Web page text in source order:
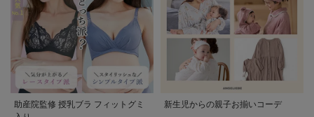
助産院監修 授乳ブラ フィットグミ
新生児からの親子お揃いコーデ